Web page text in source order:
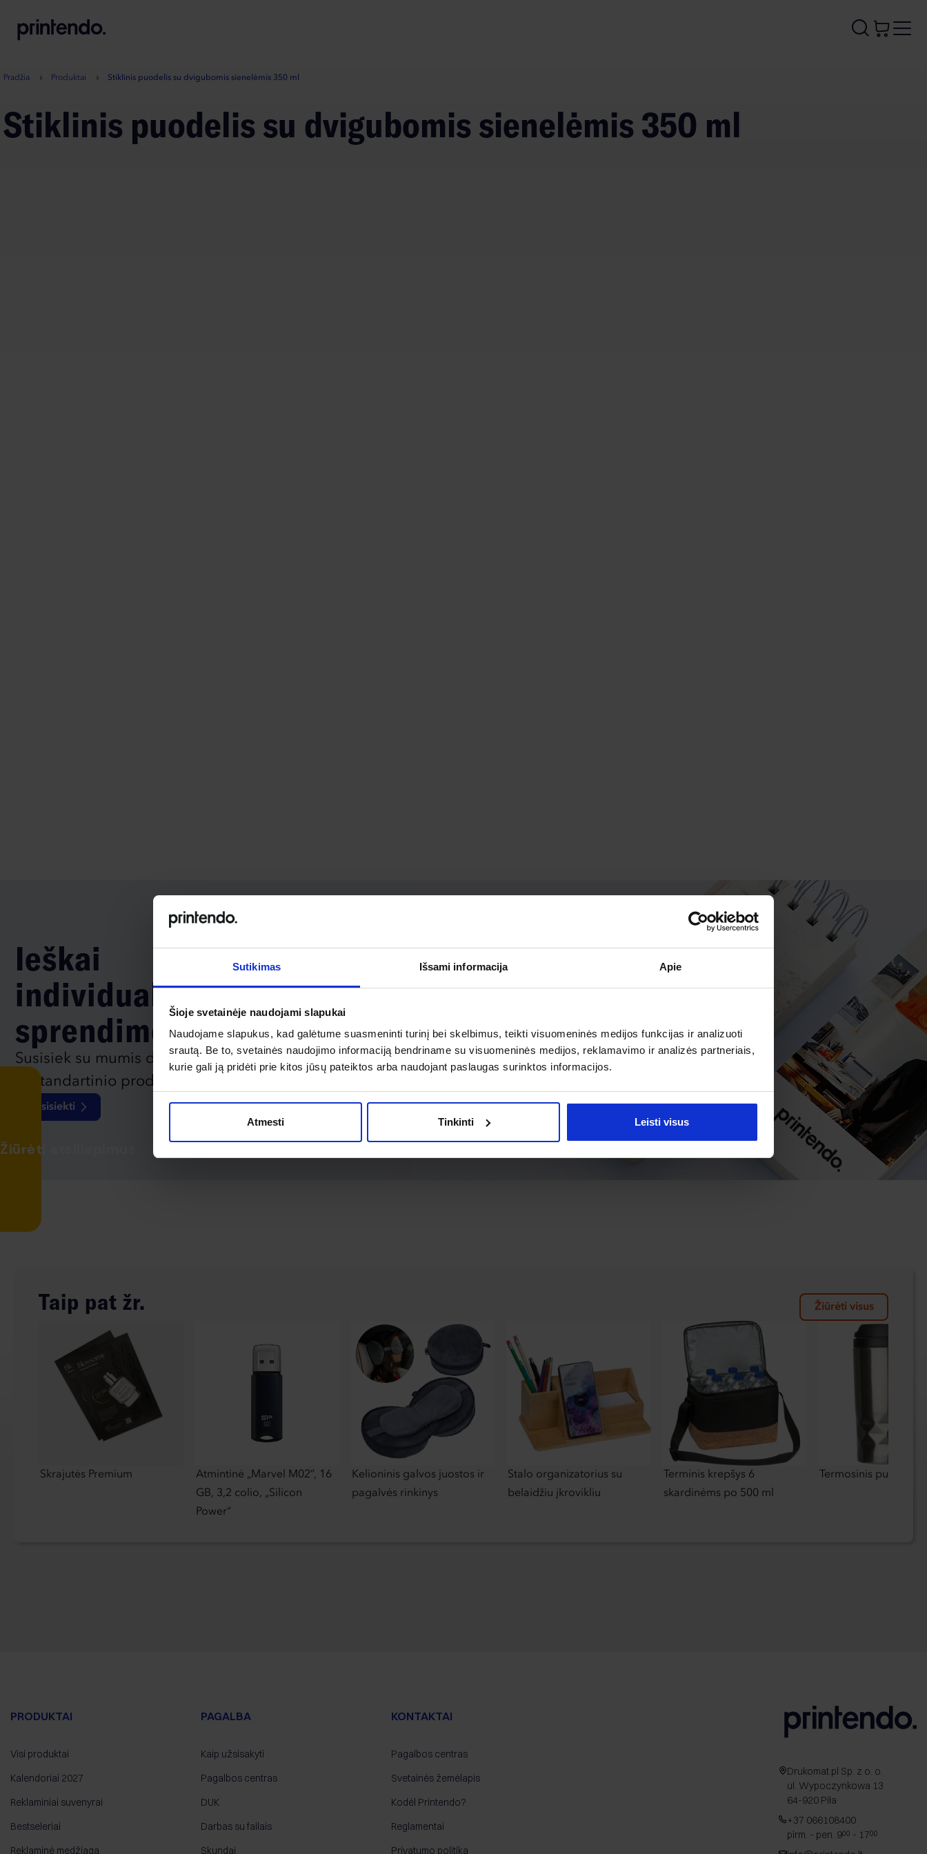
Sutikimas Išsami informacija Apie
Šioje svetainėje naudojami slapukai
Naudojame slapukus, kad galėtume suasmeninti turinį bei skelbimus, teikti visuomeninės medijos funkcijas ir analizuoti
srautą. Be to, svetainės naudojimo informaciją bendriname su visuomeninės medijos, reklamavimo ir analizės partneriais,
kurie gali ją pridėti prie kitos jūsų pateiktos arba naudojant paslaugas surinktos informacijos.
Atmesti Tinkinti Leisti visus
A
Žiūrėti atsiliepimus
Pradžia Produktai Stiklinis puodelis su dvigubomis sienelėmis 350 ml
Stiklinis puodelis su dvigubomis sienelėmis 350 ml
Ieškai
individualaus
sprendimo?
Susisiek su mumis dėl
nestandartinio produkto aptarimo.
Susisiekti
Taip pat žr. Žiūrėti visus
Skrajutės Premium
Atmintinė „Marvel M02“, 16
GB, 3,2 colio, „Silicon
Power“
Kelioninis galvos juostos ir
pagalvės rinkinys
Stalo organizatorius su
belaidžiu įkrovikliu
Terminis krepšys 6
skardinėms po 500 ml
Termosinis puodelis
PRODUKTAI
Visi produktai
Kalendoriai 2027
Reklaminiai suvenyrai
Bestseleriai
Reklaminė medžiaga
PAGALBA
Kaip užsisakyti
Pagalbos centras
DUK
Darbas su failais
Skundai
KONTAKTAI
Pagalbos centras
Svetainės žemėlapis
Kodėl Printendo?
Reglamentai
Privatumo politika
Drukomat.pl Sp. z o. o.
ul. Wypoczynkowa 13
64-920 Piła
+37 066108400
pirm. - pen. 900 - 1700